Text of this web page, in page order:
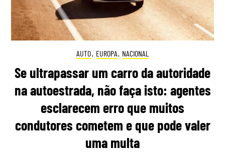
AUTO, EUROPA, NACIONAL
Se ultrapassar um carro da autoridade
na autoestrada, não faça isto: agentes
esclarecem erro que muitos
condutores cometem e que pode valer
uma multa